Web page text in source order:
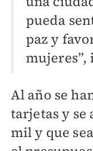
pueda
paz y
mujeres”,
Al año se
tarjetas y se
mil y que